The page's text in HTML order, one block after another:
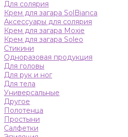
Для солярия
Крем для загара SolBianca
Аксессуары для солярия
Крем для загара Moxie
Крем для загара Soleo
Стикини
Одноразовая продукция
Для головы
Для рук и ног
Для тела
Универсальные
Другое
Полотенца
Простыни
Салфетки